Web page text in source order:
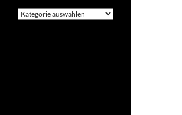
Welche